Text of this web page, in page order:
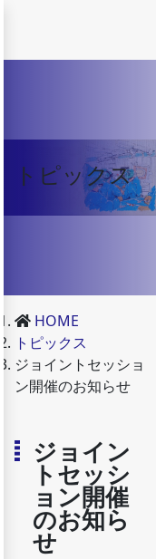
トピックス
HOME
トピックス
ジョイントセッショ
ン開催のお知らせ
ジョイン
トセッシ
ョン開催
のお知ら
せ